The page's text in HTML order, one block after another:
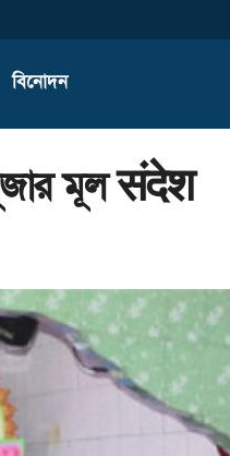
বিনোদন
মূল संदेश